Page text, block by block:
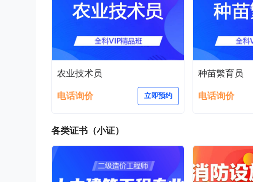
农业技术员
电话询价 立即预约
种苗繁育员
电话询价
各类证书（小证）